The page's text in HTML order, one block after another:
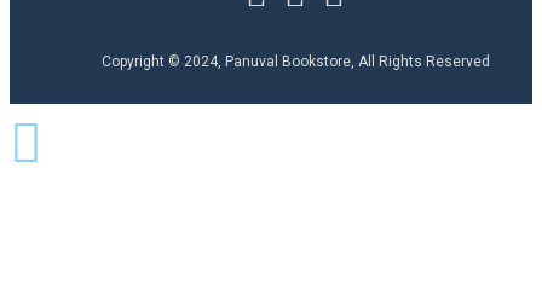
Copyright © 2024, Panuval Bookstore, All Rights Reserved